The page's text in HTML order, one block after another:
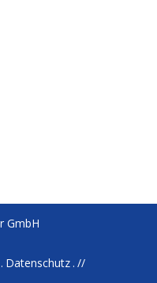
GmbH
Datenschutz //